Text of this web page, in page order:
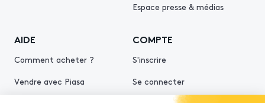
Espace presse & médias
AIDE
Comment acheter ?
Vendre avec Piasa
COMPTE
S'inscrire
Se connecter